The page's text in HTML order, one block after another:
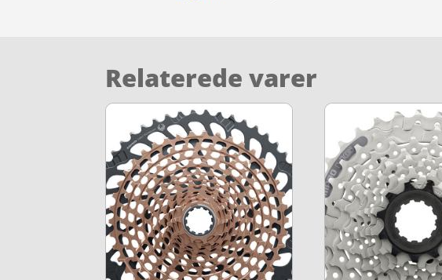
Relaterede varer